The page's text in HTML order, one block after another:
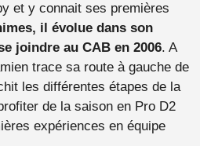
et y connait ses premières
il évolue dans son
joindre au CAB en 2006. A
trace sa route à gauche de
les différentes étapes de la
de la saison en Pro D2
expériences en équipe